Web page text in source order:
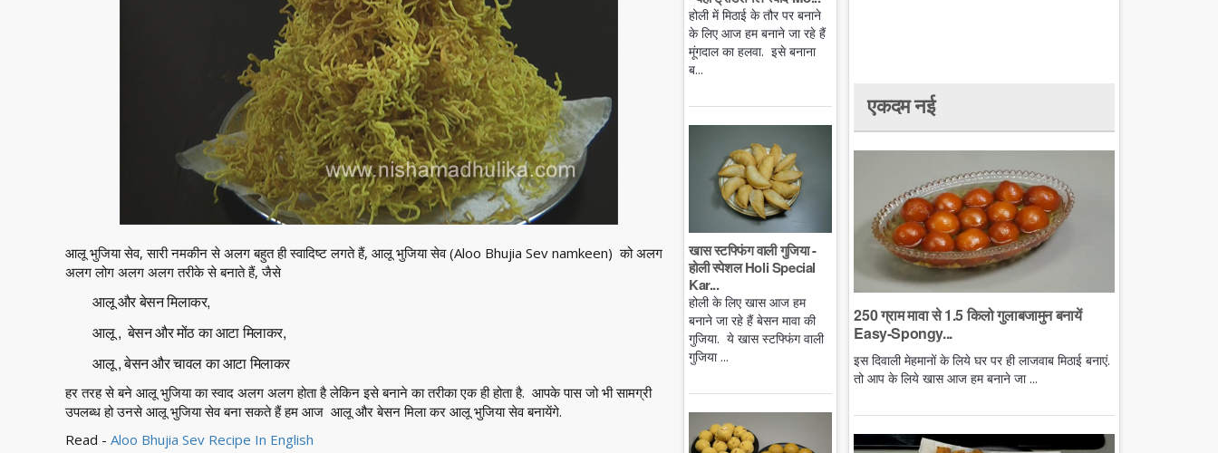
आलू भुजिया सेव, सारी नमकीन से अलग बहुत ही स्वादिष्ट लगते हैं, आलू भुजिया सेव (Aloo Bhujia Sev namkeen) को अलग
अलग लोग अलग अलग तरीके से बनाते हैं, जैसे
आलू और बेसन मिलाकर,
आलू , बेसन और मोंठ का आटा मिलाकर,
आलू , बेसन और चावल का आटा मिलाकर
हर तरह से बने आलू भुजिया का स्वाद अलग अलग होता है लेकिन इसे बनाने का तरीका एक ही होता है. आपके पास जो भी सामग्री
उपलब्ध हो उनसे आलू भुजिया सेव बना सकते हैं हम आज आलू और बेसन मिला कर आलू भुजिया सेव बनायेंगे.
Read - Aloo Bhujia Sev Recipe In English
होली में मिठाई के तौर पर बनाने
के लिए आज हम बनाने जा रहे हैं
मूंगदाल का हलवा. इसे बनाना
ब...
खास स्टफ्फिंग वाली गुजिया -
होली स्पेशल Holi Special
Kar...
होली के लिए खास आज हम
बनाने जा रहे हैं बेसन मावा की
गुजिया. ये खास स्टफ्फिंग वाली
गुजिया ...
एकदम नई
250 ग्राम मावा से 1.5 किलो गुलाबजामुन बनायें
Easy-Spongy...
इस दिवाली मेहमानों के लिये घर पर ही लाजवाब मिठाई बनाएं.
तो आप के लिये खास आज हम बनाने जा ...